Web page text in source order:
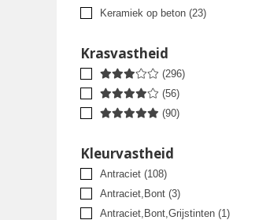
Keramiek op beton (23)
Krasvastheid
(296)
(56)
(90)
Kleurvastheid
Antraciet (108)
Antraciet,Bont (3)
Antraciet,Bont,Grijstinten (1)